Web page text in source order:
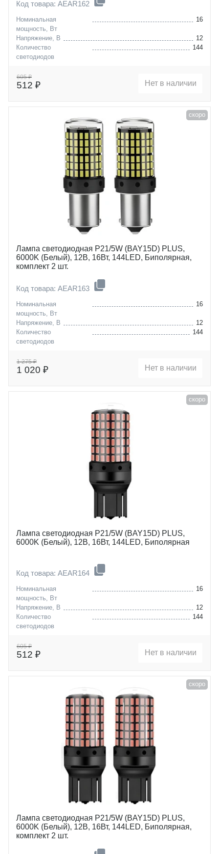
Код товара: AEAR162
Номинальная
мощность, Вт
16
Напряжение, В
12
Количество
светодиодов
144
605 ₽
512 ₽ Нет в наличии
скоро
Лампа светодиодная P21/5W (BAY15D) PLUS,
6000K (Белый), 12В, 16Вт, 144LED, Биполярная,
комплект 2 шт.
Код товара: AEAR163
Номинальная
мощность, Вт
16
Напряжение, В
12
Количество
светодиодов
144
1 275 ₽
1 020 ₽ Нет в наличии
скоро
Лампа светодиодная P21/5W (BAY15D) PLUS,
6000K (Белый), 12В, 16Вт, 144LED, Биполярная
Код товара: AEAR164
Номинальная
мощность, Вт
16
Напряжение, В
12
Количество
светодиодов
144
605 ₽
512 ₽ Нет в наличии
скоро
Лампа светодиодная P21/5W (BAY15D) PLUS,
6000K (Белый), 12В, 16Вт, 144LED, Биполярная,
комплект 2 шт.